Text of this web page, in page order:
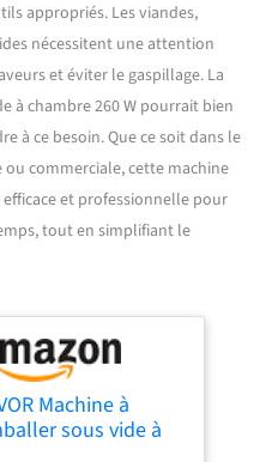
appropriés. Les viandes,
nécessitent une attention
et éviter le gaspillage. La
à chambre 260 W pourrait bien
à ce besoin. Que ce soit dans le
commerciale, cette machine
et professionnelle pour
tout en simplifiant le
Machine à
sous vide à